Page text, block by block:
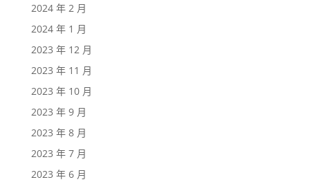
2024 年 2 月
2024 年 1 月
2023 年 12 月
2023 年 11 月
2023 年 10 月
2023 年 9 月
2023 年 8 月
2023 年 7 月
2023 年 6 月